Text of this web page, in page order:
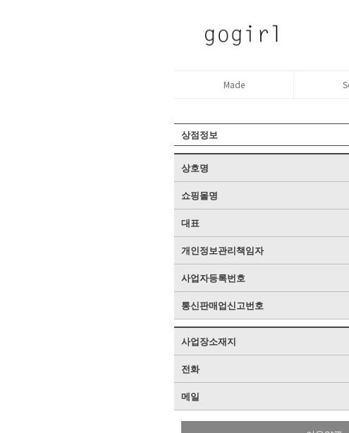
Made
상점정보
상호명
쇼핑몰명
대표
개인정보관리책임자
사업자등록번호
통신판매업신고번호
사업장소재지
전화
메일